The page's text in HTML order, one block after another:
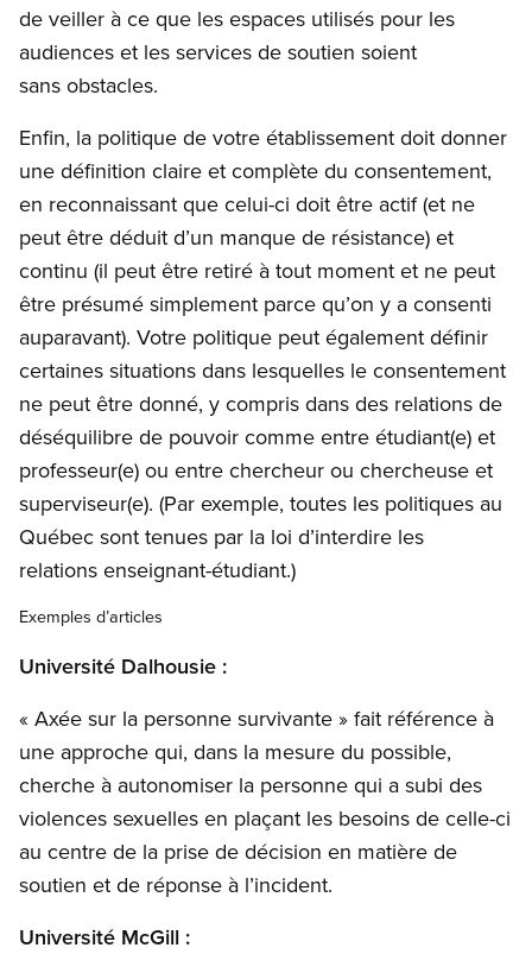
de veiller à ce que les espaces utilisés pour les
audiences et les services de soutien soient
sans obstacles.
Enfin, la politique de votre établissement doit donner
une définition claire et complète du consentement,
en reconnaissant que celui-ci doit être actif (et ne
peut être déduit d’un manque de résistance) et
continu (il peut être retiré à tout moment et ne peut
être présumé simplement parce qu’on y a consenti
auparavant). Votre politique peut également définir
certaines situations dans lesquelles le consentement
ne peut être donné, y compris dans des relations de
déséquilibre de pouvoir comme entre étudiant(e) et
professeur(e) ou entre chercheur ou chercheuse et
superviseur(e). (Par exemple, toutes les politiques au
Québec sont tenues par la loi d’interdire les
relations enseignant-étudiant.)
Exemples d’articles
Université Dalhousie :
« Axée sur la personne survivante » fait référence à
une approche qui, dans la mesure du possible,
cherche à autonomiser la personne qui a subi des
violences sexuelles en plaçant les besoins de celle-ci
au centre de la prise de décision en matière de
soutien et de réponse à l’incident.
Université McGill :